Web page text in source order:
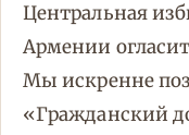
Центральная
Армении
Мы искренне
«Гражданский